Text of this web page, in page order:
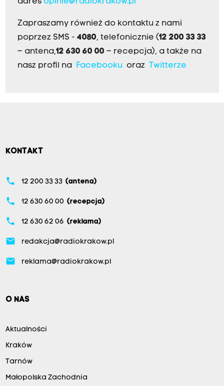
Zapraszamy również do kontaktu z nami
poprzez SMS - 4080, telefonicznie (12 200 33 33
– antena,12 630 60 00 – recepcja), a także na
nasz profil na
Facebookuoraz Twitterze
KONTAKT
phone 12 200 33 33 (antena)
phone 12 630 60 00 (recepcja)
phone 12 630 62 06 (reklama)
email redakcja@radiokrakow.pl
email reklama@radiokrakow.pl
O NAS
Aktualności
Kraków
Tarnów
Małopolska Zachodnia